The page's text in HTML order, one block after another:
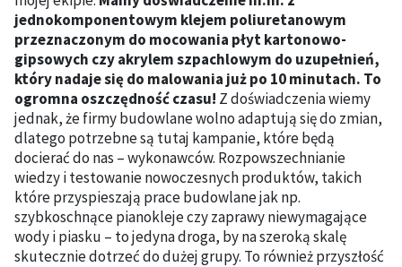
jednokomponentowym klejem poliuretanowym
przeznaczonym do mocowania płyt kartonowo-
gipsowych czy akrylem szpachlowym do uzupełnień,
który nadaje się do malowania już po 10 minutach. To
ogromna oszczędność czasu! Z doświadczenia wiemy
jednak, że firmy budowlane wolno adaptują się do zmian,
dlatego potrzebne są tutaj kampanie, które będą
docierać do nas – wykonawców. Rozpowszechnianie
wiedzy i testowanie nowoczesnych produktów, takich
które przyspieszają prace budowlane jak np.
szybkoschnące pianokleje czy zaprawy niewymagające
wody i piasku – to jedyna droga, by na szeroką skalę
skutecznie dotrzeć do dużej grupy. To również przyszłość